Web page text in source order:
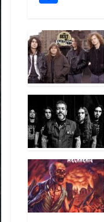
e
b
o
o
k
er
m
p
ar
til
h
ar